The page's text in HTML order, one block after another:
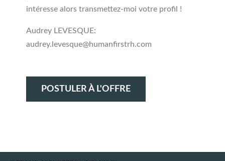
intéresse alors transmettez-moi votre profil !
Audrey LEVESQUE:
audrey.levesque@humanfirstrh.com
POSTULER À L'OFFRE